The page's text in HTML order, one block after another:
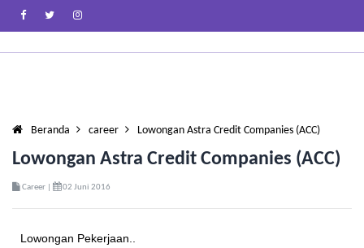
Beranda career Lowongan Astra Credit Companies (ACC)
Lowongan Astra Credit Companies (ACC)
Career | 02 Juni 2016
Lowongan Pekerjaan..